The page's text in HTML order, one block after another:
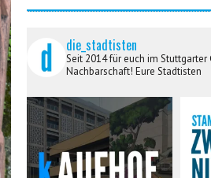
die_stadtisten
Seit 2014 für euch im Stuttgarter
Nachbarschaft! Eure Stadtisten